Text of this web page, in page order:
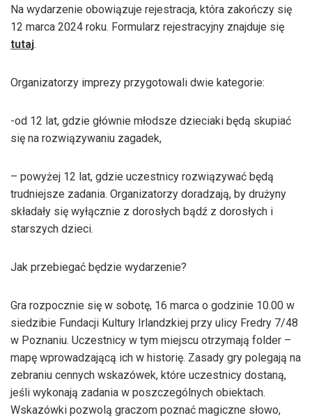
Na wydarzenie obowiązuje rejestracja, która zakończy się
12 marca 2024 roku. Formularz rejestracyjny znajduje się
tutaj.
Organizatorzy imprezy przygotowali dwie kategorie:
-od 12 lat, gdzie głównie młodsze dzieciaki będą skupiać
się na rozwiązywaniu zagadek,
– powyżej 12 lat, gdzie uczestnicy rozwiązywać będą
trudniejsze zadania. Organizatorzy doradzają, by drużyny
składały się wyłącznie z dorosłych bądź z dorosłych i
starszych dzieci.
Jak przebiegać będzie wydarzenie?
Gra rozpocznie się w sobotę, 16 marca o godzinie 10.00 w
siedzibie Fundacji Kultury Irlandzkiej przy ulicy Fredry 7/48
w Poznaniu. Uczestnicy w tym miejscu otrzymają folder –
mapę wprowadzającą ich w historię. Zasady gry polegają na
zebraniu cennych wskazówek, które uczestnicy dostaną,
jeśli wykonają zadania w poszczególnych obiektach.
Wskazówki pozwolą graczom poznać magiczne słowo,